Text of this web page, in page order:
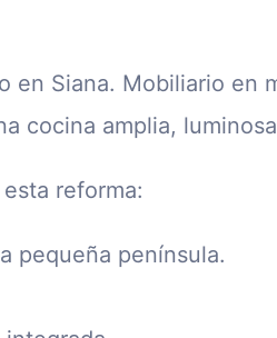
en Siana. Mobiliario en
cocina amplia,
reforma:
pequeña península.